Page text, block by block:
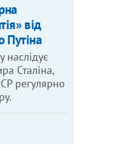
від
Путіна
наслідує
Сталіна,
регулярно